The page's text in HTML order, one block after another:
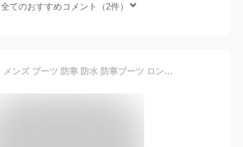
全てのおすすめコメント（2件）
スノーブーツ メンズ ブーツ 防寒 防水 防寒ブーツ ロングブーツ 防滑 ウィンターブーツ アシックス商事 トレイルマスター TR-033 TR-034 TR-038 TR-042 TR-044